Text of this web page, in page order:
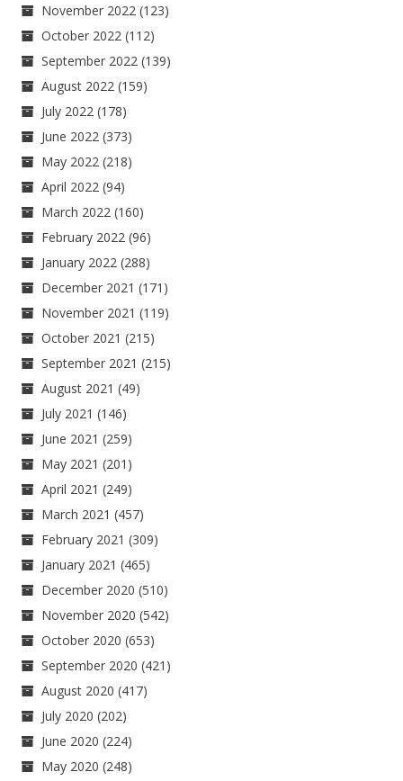
November 2022 (123)
October 2022 (112)
September 2022 (139)
August 2022 (159)
July 2022 (178)
June 2022 (373)
May 2022 (218)
April 2022 (94)
March 2022 (160)
February 2022 (96)
January 2022 (288)
December 2021 (171)
November 2021 (119)
October 2021 (215)
September 2021 (215)
August 2021 (49)
July 2021 (146)
June 2021 (259)
May 2021 (201)
April 2021 (249)
March 2021 (457)
February 2021 (309)
January 2021 (465)
December 2020 (510)
November 2020 (542)
October 2020 (653)
September 2020 (421)
August 2020 (417)
July 2020 (202)
June 2020 (224)
May 2020 (248)